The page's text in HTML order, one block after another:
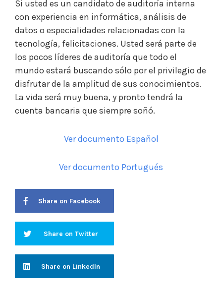
Si usted es un candidato de auditoría interna
con experiencia en informática, análisis de
datos o especialidades relacionadas con la
tecnología, felicitaciones. Usted será parte de
los pocos líderes de auditoría que todo el
mundo estará buscando sólo por el privilegio de
disfrutar de la amplitud de sus conocimientos.
La vida será muy buena, y pronto tendrá la
cuenta bancaria que siempre soñó.
Ver documento Español
Ver documento Portugués
Share on Facebook
Share on Twitter
Share on LinkedIn